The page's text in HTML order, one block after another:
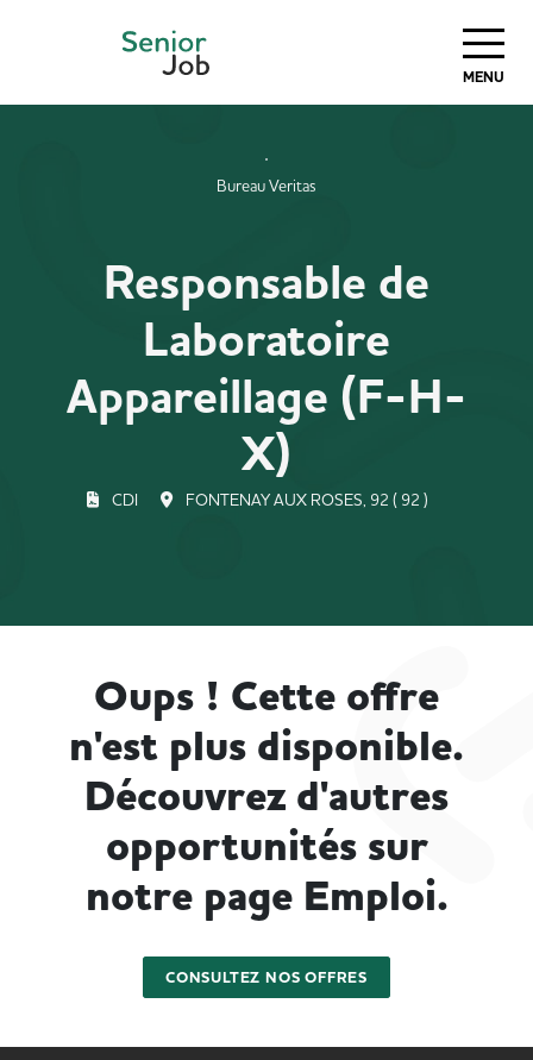
MENU
Bureau Veritas
Responsable de
Laboratoire
Appareillage (F-H-
X)
CDI FONTENAY AUX ROSES, 92 ( 92 )
Oups ! Cette offre
n'est plus disponible.
Découvrez d'autres
opportunités sur
notre page Emploi.
CONSULTEZ NOS OFFRES